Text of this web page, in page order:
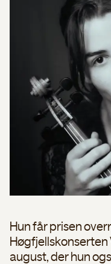
Hun får prisen
Høgfjellskonserten
august, der hun